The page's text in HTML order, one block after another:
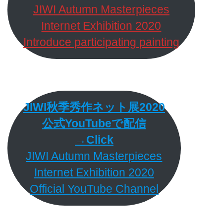
JIWI Autumn Masterpieces
Internet Exhibition 2020
Introduce participating painting
JIWI秋季秀作ネット展2020
公式YouTubeで配信
→Click
JIWI Autumn Masterpieces
Internet Exhibition 2020
Official YouTube Channel